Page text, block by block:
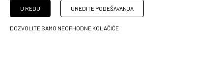
U REDU UREDITE PODEŠAVANJA
DOZVOLITE SAMO NEOPHODNE KOLAČIĆE